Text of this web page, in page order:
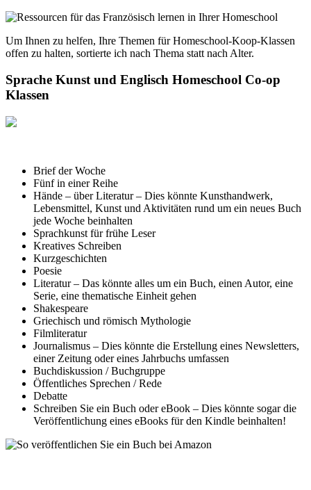
Um Ihnen zu helfen, Ihre Themen für Homeschool-Koop-Klassen
offen zu halten, sortierte ich nach Thema statt nach Alter.
Sprache Kunst und Englisch Homeschool Co-op
Klassen
Brief der Woche
Fünf in einer Reihe
Hände – über Literatur – Dies könnte Kunsthandwerk,
Lebensmittel, Kunst und Aktivitäten rund um ein neues Buch
jede Woche beinhalten
Sprachkunst für frühe Leser
Kreatives Schreiben
Kurzgeschichten
Poesie
Literatur – Das könnte alles um ein Buch, einen Autor, eine
Serie, eine thematische Einheit gehen
Shakespeare
Griechisch und römisch Mythologie
Filmliteratur
Journalismus – Dies könnte die Erstellung eines Newsletters,
einer Zeitung oder eines Jahrbuchs umfassen
Buchdiskussion / Buchgruppe
Öffentliches Sprechen / Rede
Debatte
Schreiben Sie ein Buch oder eBook – Dies könnte sogar die
Veröffentlichung eines eBooks für den Kindle beinhalten!